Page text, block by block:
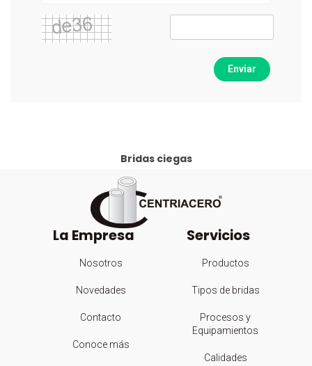
Enviar
Bridas ciegas
La Empresa
Nosotros
Novedades
Contacto
Conoce más
Servicios
Productos
Tipos de bridas
Procesos y
Equipamientos
Calidades